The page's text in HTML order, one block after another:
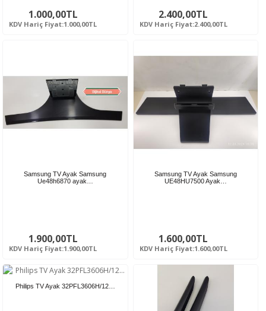
1.000,00TL
KDV Hariç Fiyat:1.000,00TL
2.400,00TL
KDV Hariç Fiyat:2.400,00TL
Samsung TV Ayak Samsung
Ue48h6870 ayak…
1.900,00TL
KDV Hariç Fiyat:1.900,00TL
Samsung TV Ayak Samsung
UE48HU7500 Ayak…
1.600,00TL
KDV Hariç Fiyat:1.600,00TL
Philips TV Ayak 32PFL3606H/12…